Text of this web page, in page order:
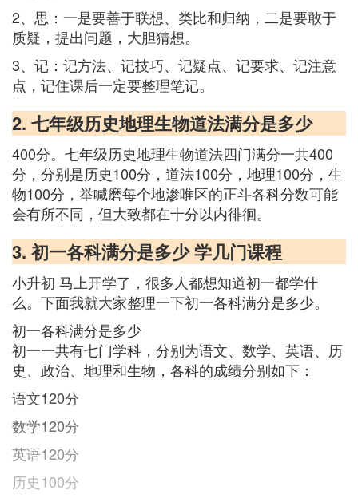
2、思：一是要善于联想、类比和归纳，二是要敢于
质疑，提出问题，大胆猜想。
3、记：记方法、记技巧、记疑点、记要求、记注意
点，记住课后一定要整理笔记。
2. 七年级历史地理生物道法满分是多少
400分。七年级历史地理生物道法四门满分一共400
分，分别是历史100分，道法100分，地理100分，生
物100分，举喊磨每个地渗唯区的正斗各科分数可能
会有所不同，但大致都在十分以内徘徊。
3. 初一各科满分是多少 学几门课程
小升初 马上开学了，很多人都想知道初一都学什
么。下面我就大家整理一下初一各科满分是多少。
初一各科满分是多少
初一一共有七门学科，分别为语文、数学、英语、历
史、政治、地理和生物，各科的成绩分别如下：
语文120分
数学120分
英语120分
历史100分